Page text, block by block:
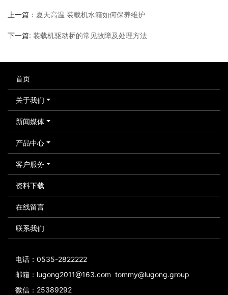
上一篇： 夏天高温 装载机水箱如何保养维护
下一篇: 装载机驱动桥的常见故障及处理方法
首页
关于我们
新闻媒体
产品中心
客户服务
资料下载
在线留言
联系我们
电话：0535-2822222
邮箱：lugong2011@163.com tommy@lugong.group
微信：25389292